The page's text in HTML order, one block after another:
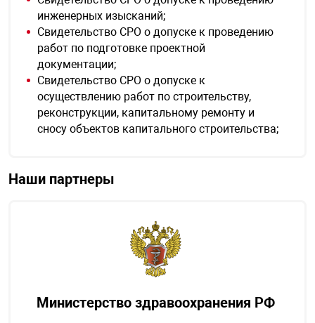
инженерных изысканий;
Свидетельство СРО о допуске к проведению
работ по подготовке проектной
документации;
Свидетельство СРО о допуске к
осуществлению работ по строительству,
реконструкции, капитальному ремонту и
сносу объектов капитального строительства;
Наши партнеры
Министерство здравоохранения РФ